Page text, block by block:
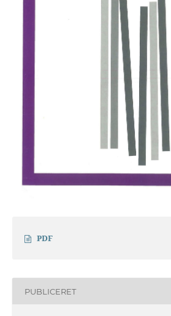
PDF
PUBLICERET